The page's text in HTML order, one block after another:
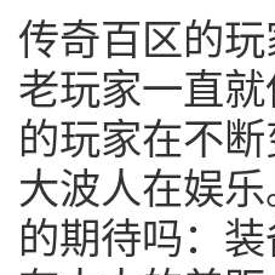
传奇百区的
老玩家一直
的玩家在不
大波人在娱
的期待吗：